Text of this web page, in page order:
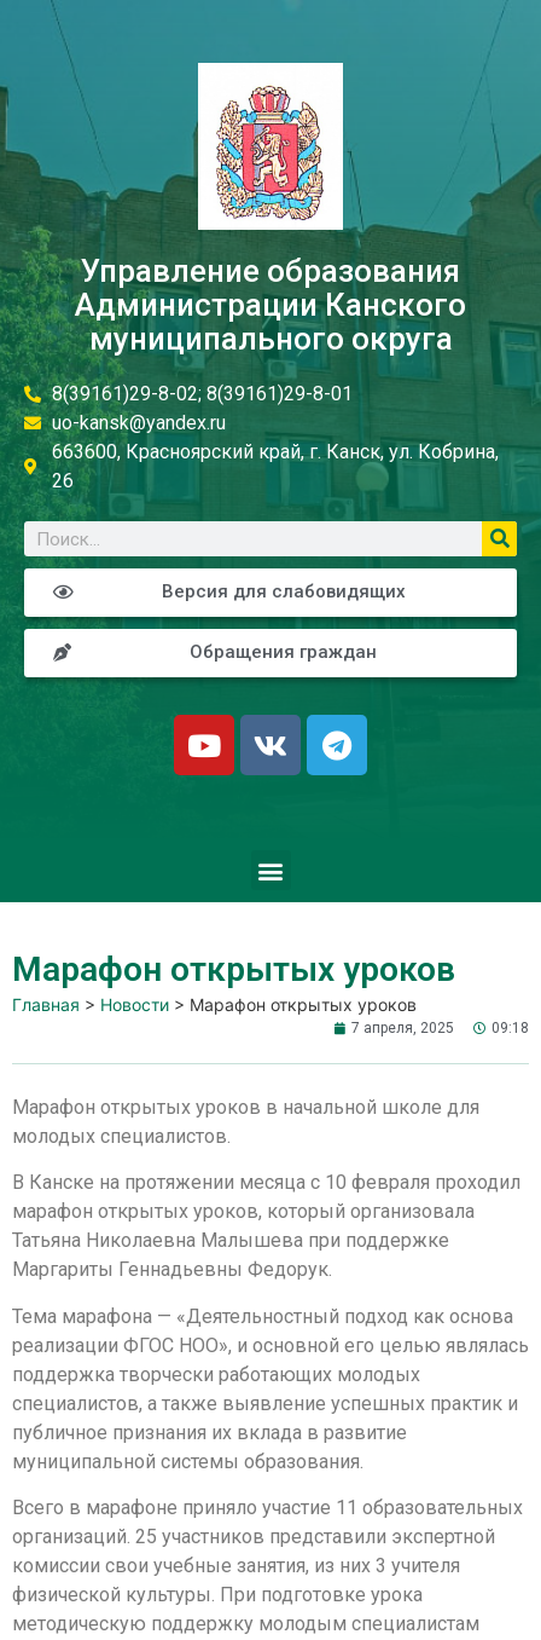
Управление образования
Администрации Канского
муниципального округа
8(39161)29-8-02; 8(39161)29-8-01
uo-kansk@yandex.ru
663600, Красноярский край, г. Канск, ул. Кобрина,
26
Версия для слабовидящих
Обращения граждан
Марафон открытых уроков
Главная > Новости > Марафон открытых уроков
7 апреля, 2025 09:18
Марафон открытых уроков в начальной школе для
молодых специалистов.
В Канске на протяжении месяца с 10 февраля проходил
марафон открытых уроков, который организовала
Татьяна Николаевна Малышева при поддержке
Маргариты Геннадьевны Федорук.
Тема марафона — «Деятельностный подход как основа
реализации ФГОС НОО», и основной его целью являлась
поддержка творчески работающих молодых
специалистов, а также выявление успешных практик и
публичное признания их вклада в развитие
муниципальной системы образования.
Всего в марафоне приняло участие 11 образовательных
организаций. 25 участников представили экспертной
комиссии свои учебные занятия, из них 3 учителя
физической культуры. При подготовке урока
методическую поддержку молодым специалистам